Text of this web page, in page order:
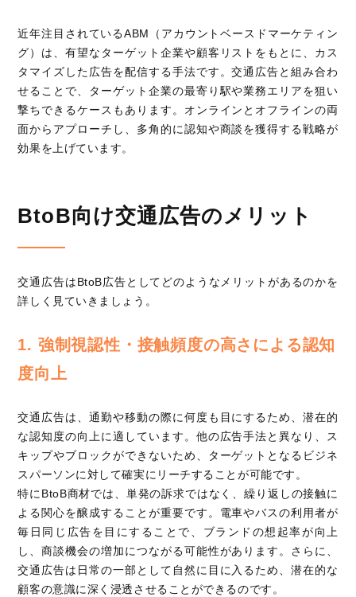
近年注目されているABM（アカウントベースドマーケティン
グ）は、有望なターゲット企業や顧客リストをもとに、カス
タマイズした広告を配信する手法です。交通広告と組み合わ
せることで、ターゲット企業の最寄り駅や業務エリアを狙い
撃ちできるケースもあります。オンラインとオフラインの両
面からアプローチし、多角的に認知や商談を獲得する戦略が
効果を上げています。
BtoB向け交通広告のメリット
交通広告はBtoB広告としてどのようなメリットがあるのかを
詳しく見ていきましょう。
1. 強制視認性・接触頻度の高さによる認知
度向上
交通広告は、通勤や移動の際に何度も目にするため、潜在的
な認知度の向上に適しています。他の広告手法と異なり、ス
キップやブロックができないため、ターゲットとなるビジネ
スパーソンに対して確実にリーチすることが可能です。
特にBtoB商材では、単発の訴求ではなく、繰り返しの接触に
よる関心を醸成することが重要です。電車やバスの利用者が
毎日同じ広告を目にすることで、ブランドの想起率が向上
し、商談機会の増加につながる可能性があります。さらに、
交通広告は日常の一部として自然に目に入るため、潜在的な
顧客の意識に深く浸透させることができるのです。